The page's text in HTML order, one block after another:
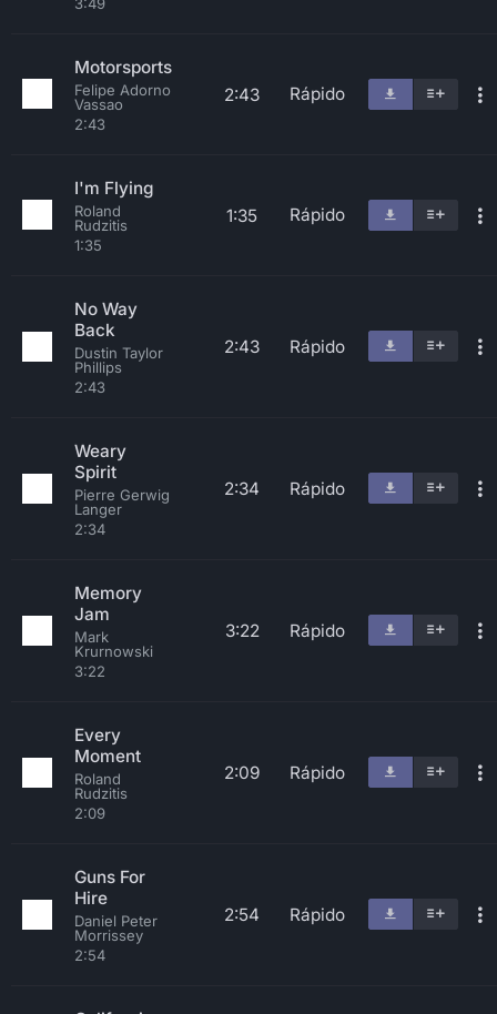
Motorsports
Felipe Adorno
Vassao
2:43
2:43 Rápido
I'm Flying
Roland
Rudzitis
1:35
1:35 Rápido
No Way
Back
Dustin Taylor
Phillips
2:43
2:43 Rápido
Weary
Spirit
Pierre Gerwig
Langer
2:34
2:34 Rápido
Memory
Jam
Mark
Krurnowski
3:22
3:22 Rápido
Every
Moment
Roland
Rudzitis
2:09
2:09 Rápido
Guns For
Hire
Daniel Peter
Morrissey
2:54
2:54 Rápido